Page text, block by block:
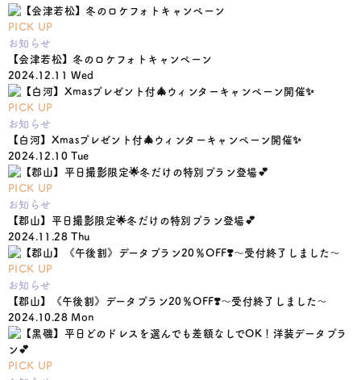
PICK UP
お知らせ
【会津若松】冬のロケフォトキャンペーン
2024.12.11 Wed
PICK UP
お知らせ
【白河】Xmasプレゼント付🎄ウィンターキャンペーン開催✨
2024.12.10 Tue
PICK UP
お知らせ
【郡山】平日撮影限定🌟冬だけの特別プラン登場💕
2024.11.28 Thu
PICK UP
お知らせ
【郡山】《午後割》データプラン20％OFF❣️〜受付終了しました〜
2024.10.28 Mon
PICK UP